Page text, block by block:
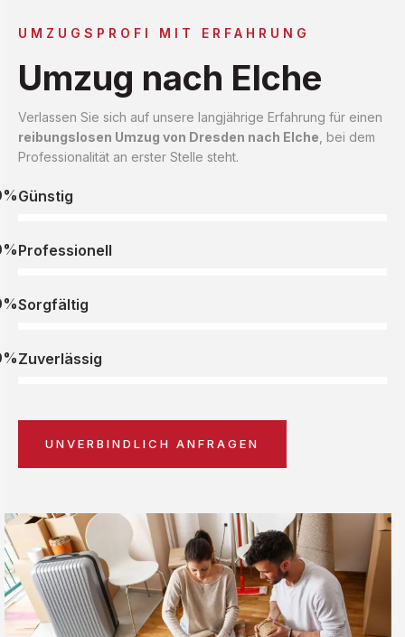
UMZUGSPROFI MIT ERFAHRUNG
Umzug nach Elche
Verlassen Sie sich auf unsere langjährige Erfahrung für einen
reibungslosen Umzug von Dresden nach Elche , bei dem
Professionalität an erster Stelle steht.
Günstig
Professionell
Sorgfältig
Zuverlässig
UNVERBINDLICH ANFRAGEN